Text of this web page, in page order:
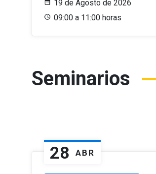
19 de Agosto de 2026
09:00 a 11:00 horas
Seminarios
28 ABR